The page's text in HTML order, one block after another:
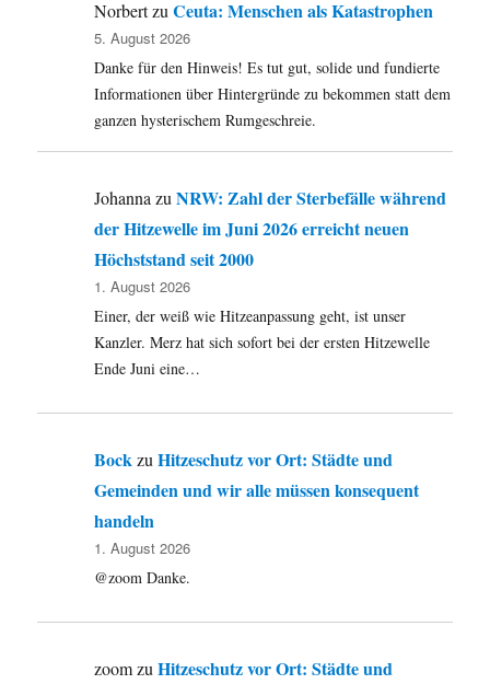
NorbertzuCeuta: Menschen als Katastrophen
5. August 2026
Danke für den Hinweis! Es tut gut, solide und fundierte
Informationen über Hintergründe zu bekommen statt dem
ganzen hysterischem Rumgeschreie.
Johanna zuNRW: Zahl der Sterbefälle während
der Hitzewelle im Juni 2026 erreicht neuen
Höchststand seit 2000
1. August 2026
Einer, der weiß wie Hitzeanpassung geht, ist unser
Kanzler. Merz hat sich sofort bei der ersten Hitzewelle
Ende Juni eine…
BockzuHitzeschutz vor Ort: Städte und
Gemeinden und wir alle müssen konsequent
handeln
1. August 2026
@zoom Danke.
zoomzuHitzeschutz vor Ort: Städte und